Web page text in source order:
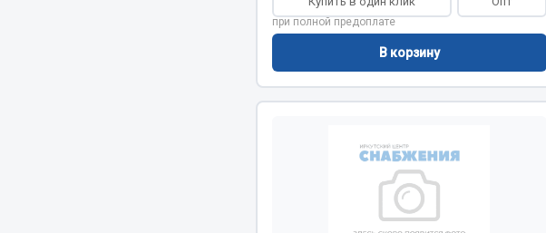
Выключатель массы
Изолента
Показать ещё
Запчасти Урал
Двигатель
при полной предоплате
В корзину